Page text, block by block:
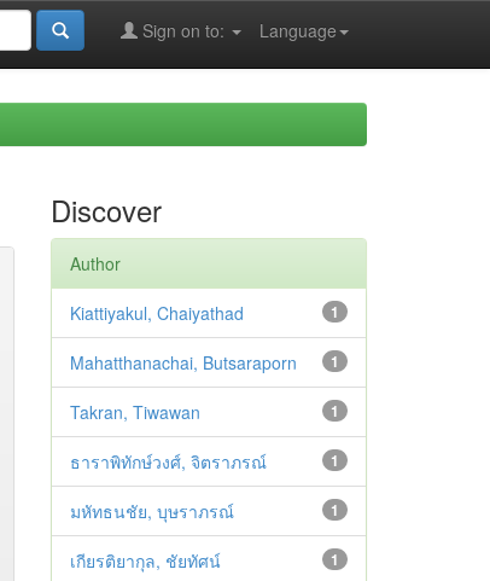
Language
Sign on to:
Discover
Author
1
Kiattiyakul, Chaiyathad
1
Mahatthanachai, Butsaraporn
1
Takran, Tiwawan
1
ธาราพิทักษ์วงศ์, จิตราภรณ์
1
มหัทธนชัย, บุษราภรณ์
1
เกียรติยากุล, ชัยทัศน์